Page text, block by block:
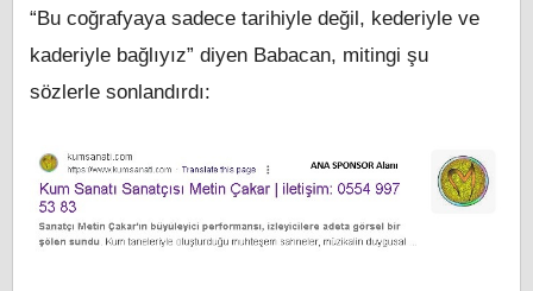
“Bu coğrafyaya sadece tarihiyle değil, kederiyle ve
kaderiyle bağlıyız” diyen Babacan, mitingi şu
sözlerle sonlandırdı: